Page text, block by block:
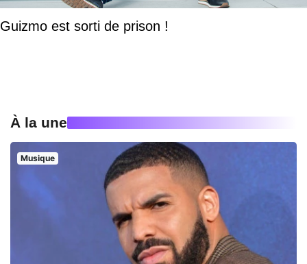
Guizmo est sorti de prison !
À la une
Musique